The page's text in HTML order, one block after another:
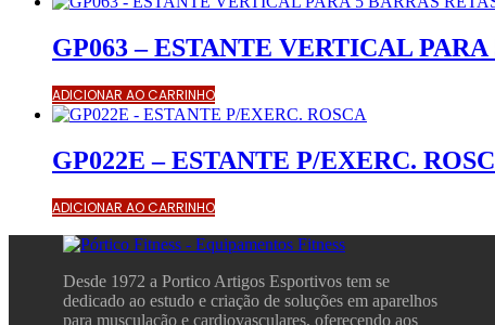
GP063 – ESTANTE VERTICAL
ADICIONAR AO CARRINHO
GP022E – ESTANTE P/EXERC.
ADICIONAR AO CARRINHO
Desde 1972 a Portico Artigos Esportivos tem se
dedicado ao estudo e criação de soluções em aparelhos
para musculação e cardiovasculares, oferecendo aos